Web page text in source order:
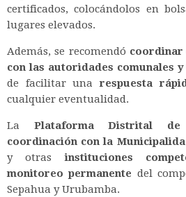
certificados, colocándolos en
lugares elevados.
Además, se recomendó coordinar
con las autoridades comunales
de facilitar unarespuesta
cualquier eventualidad.
La Plataforma Distrital
coordinación con la
y otrasinstituciones
monitoreo permanente del
Sepahua y Urubamba.